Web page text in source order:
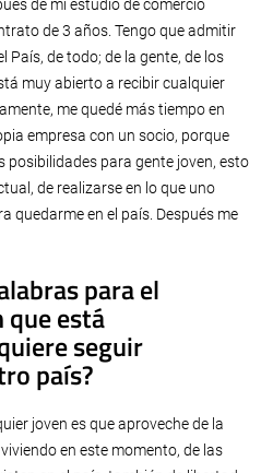
de mi estudio de comercio
de 3 años. Tengo que admitir
País, de todo; de la gente, de los
muy abierto a recibir cualquier
me quedé más tiempo en
empresa con un socio, porque
posibilidades para gente joven, esto
de realizarse en lo que uno
quedarme en el país. Después me
para el
que está
seguir
país?
joven es que aproveche de la
en este momento, de las